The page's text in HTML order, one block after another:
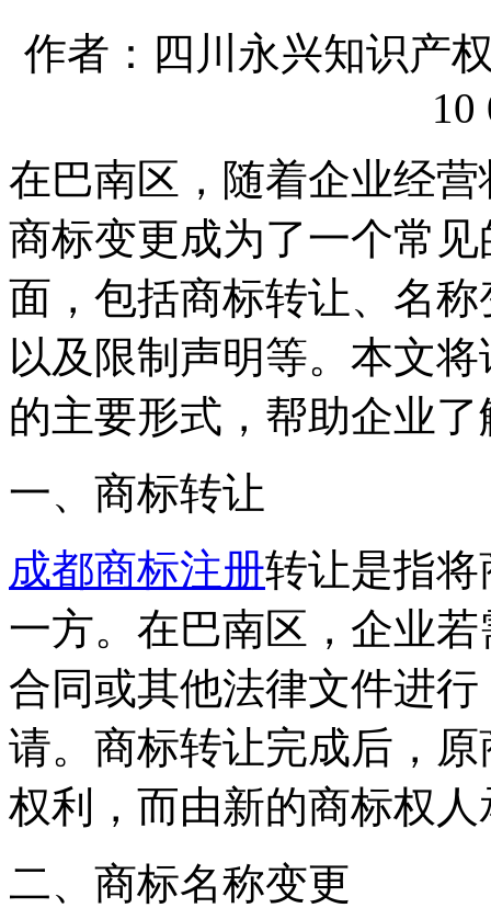
作者：四川永兴知识产
10
在巴南区，随着企业经
商标变更成为了一个常
面，包括商标转让、名
以及限制声明等。本文
的主要形式，帮助企业
一、商标转让
成都商标注册转让是指
一方。在巴南区，企业
合同或其他法律文件进
请。商标转让完成后，
权利，而由新的商标权人
二、商标名称变更